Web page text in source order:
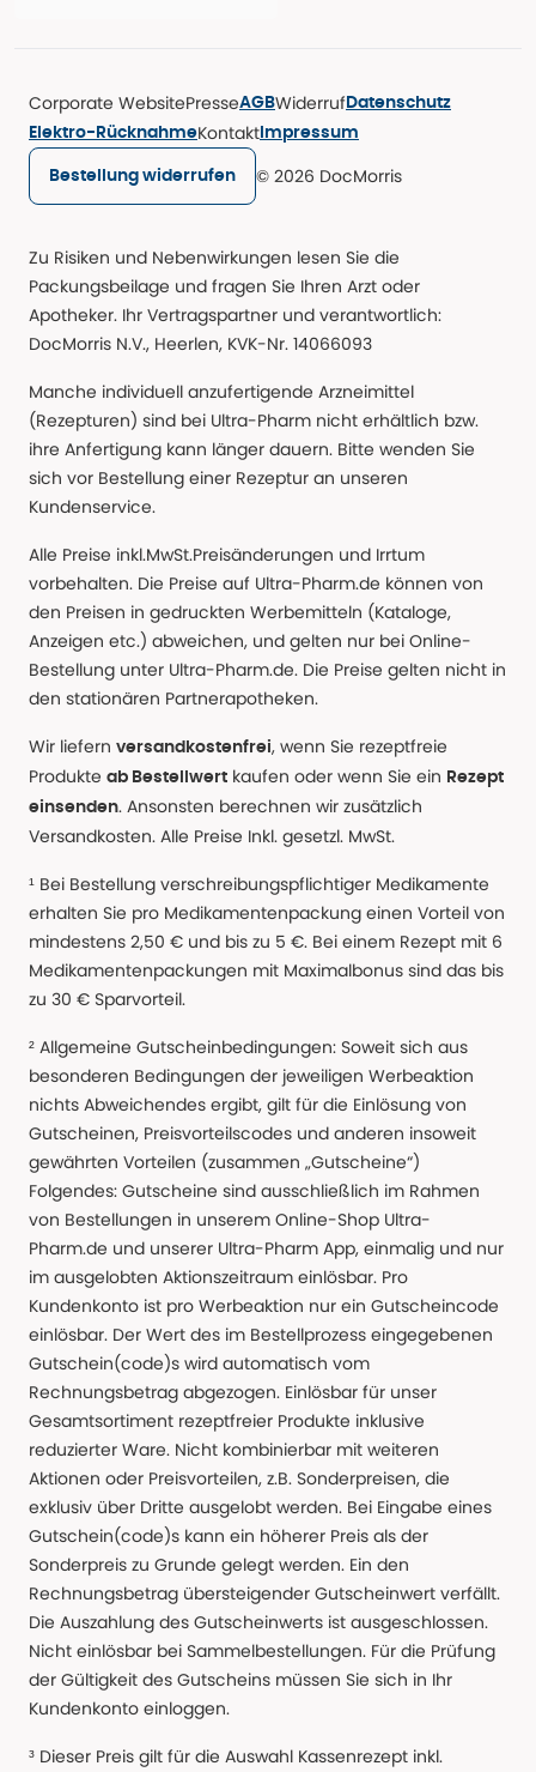
Corporate WebsitePresseAGBWiderruf Datenschutz
Elektro-RücknahmeKontakt Impressum
Bestellung widerrufen © 2026 DocMorris
Zu Risiken und Nebenwirkungen lesen Sie die
Packungsbeilage und fragen Sie Ihren Arzt oder
Apotheker. Ihr Vertragspartner und verantwortlich:
DocMorris N.V., Heerlen, KVK-Nr. 14066093
Manche individuell anzufertigende Arzneimittel
(Rezepturen) sind bei Ultra-Pharm nicht erhältlich bzw.
ihre Anfertigung kann länger dauern. Bitte wenden Sie
sich vor Bestellung einer Rezeptur an unseren
Kundenservice.
Alle Preise inkl.MwSt.Preisänderungen und Irrtum
vorbehalten. Die Preise auf Ultra-Pharm.de können von
den Preisen in gedruckten Werbemitteln (Kataloge,
Anzeigen etc.) abweichen, und gelten nur bei Online-
Bestellung unter Ultra-Pharm.de. Die Preise gelten nicht in
den stationären Partnerapotheken.
Wir liefern versandkostenfrei, wenn Sie rezeptfreie
Produkte ab Bestellwert kaufen oder wenn Sie ein Rezept
einsenden. Ansonsten berechnen wir zusätzlich
Versandkosten. Alle Preise Inkl. gesetzl. MwSt.
¹ Bei Bestellung verschreibungspflichtiger Medikamente
erhalten Sie pro Medikamentenpackung einen Vorteil von
mindestens 2,50 € und bis zu 5 €. Bei einem Rezept mit 6
Medikamentenpackungen mit Maximalbonus sind das bis
zu 30 € Sparvorteil.
² Allgemeine Gutscheinbedingungen: Soweit sich aus
besonderen Bedingungen der jeweiligen Werbeaktion
nichts Abweichendes ergibt, gilt für die Einlösung von
Gutscheinen, Preisvorteilscodes und anderen insoweit
gewährten Vorteilen (zusammen „Gutscheine“)
Folgendes: Gutscheine sind ausschließlich im Rahmen
von Bestellungen in unserem Online-Shop Ultra-
Pharm.de und unserer Ultra-Pharm App, einmalig und nur
im ausgelobten Aktionszeitraum einlösbar. Pro
Kundenkonto ist pro Werbeaktion nur ein Gutscheincode
einlösbar. Der Wert des im Bestellprozess eingegebenen
Gutschein(code)s wird automatisch vom
Rechnungsbetrag abgezogen. Einlösbar für unser
Gesamtsortiment rezeptfreier Produkte inklusive
reduzierter Ware. Nicht kombinierbar mit weiteren
Aktionen oder Preisvorteilen, z.B. Sonderpreisen, die
exklusiv über Dritte ausgelobt werden. Bei Eingabe eines
Gutschein(code)s kann ein höherer Preis als der
Sonderpreis zu Grunde gelegt werden. Ein den
Rechnungsbetrag übersteigender Gutscheinwert verfällt.
Die Auszahlung des Gutscheinwerts ist ausgeschlossen.
Nicht einlösbar bei Sammelbestellungen. Für die Prüfung
der Gültigkeit des Gutscheins müssen Sie sich in Ihr
Kundenkonto einloggen.
³ Dieser Preis gilt für die Auswahl Kassenrezept inkl.